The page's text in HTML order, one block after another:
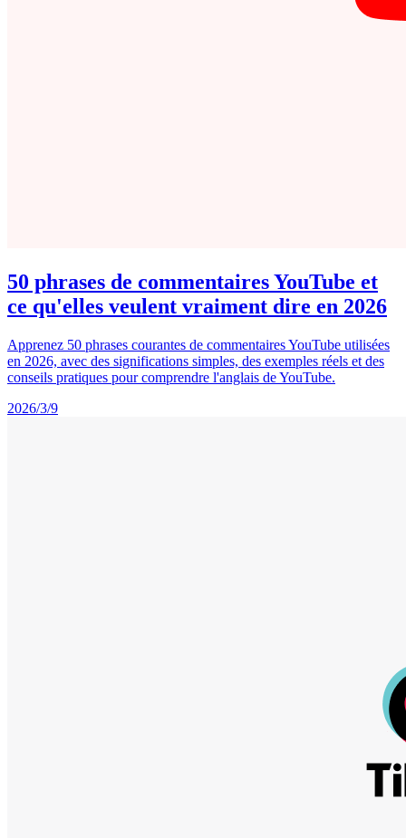
50 phrases de commentaires YouTube et
ce qu'elles veulent vraiment dire en 2026
Apprenez 50 phrases courantes de commentaires YouTube utilisées
en 2026, avec des significations simples, des exemples réels et des
conseils pratiques pour comprendre l'anglais de YouTube.
2026/3/9